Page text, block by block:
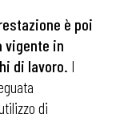
è poi
vigente in
di lavoro. I
di